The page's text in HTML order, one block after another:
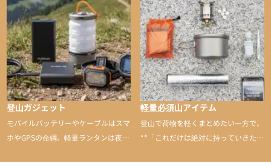
と引き上げてくれる――そんな意外性
のあるアイテムを紹介
登山ガジェット
モバイルバッテリーやケーブルはスマ
ホやGPSの命綱、軽量ランタンは夜間
軽量必須山アイテム
登山で荷物を軽くまとめたい一方で、
**「これだけは絶対に持っていきた